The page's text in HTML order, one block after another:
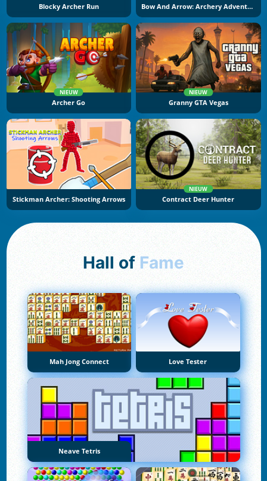
Blocky Archer Run Bow And Arrow: Archery Adventure
NIEUW
Archer Go
NIEUW
Granny GTA Vegas
Stickman Archer: Shooting Arrows
NIEUW
Contract Deer Hunter
Hall of Fame
Mah Jong Connect Love Tester
Neave Tetris